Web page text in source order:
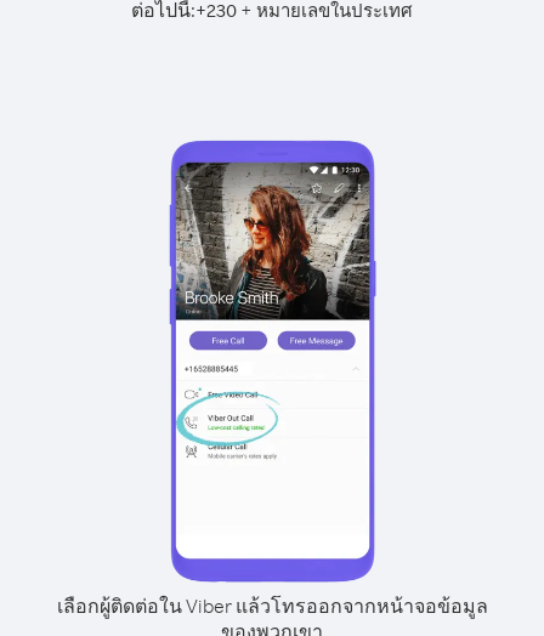
ต่อไปนี้:+230 + หมายเลขในประเทศ
เลือกผู้ติดต่อใน Viber แล้วโทรออกจากหน้าจอข้อมูล
ของพวกเขา